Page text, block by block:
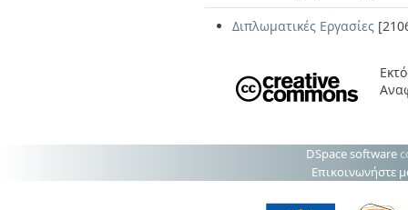
Διπλωματικές Εργασίες
DSpace software
Επικοινωνήστε